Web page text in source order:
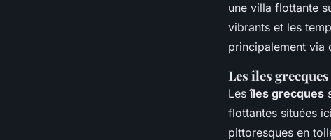
une villa flottante
vibrants et les
principalement via
Les îles grecques
Lesîles grecques
flottantes situées
pittoresques en